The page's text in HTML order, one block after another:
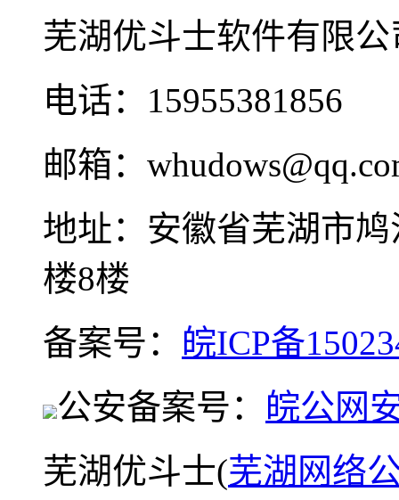
芜湖优斗士软件有限公
电话：15955381856
邮箱：
地址：安徽省芜湖市
楼8楼
备案号： 皖ICP备
公安备案号： 皖公网
芜湖优斗士(芜湖网络